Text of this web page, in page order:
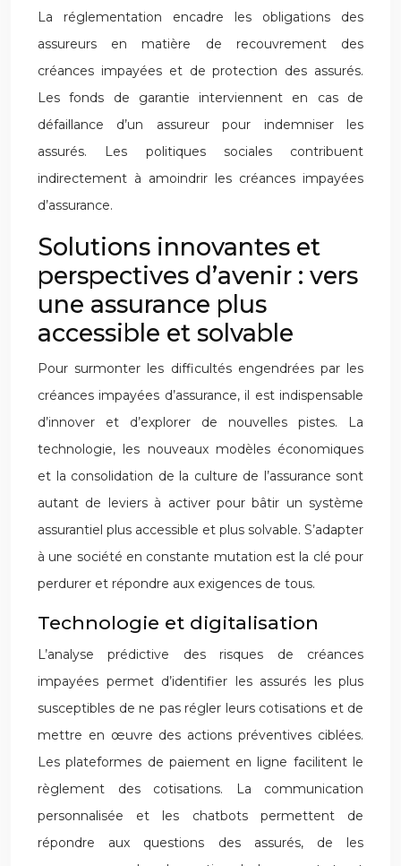
La réglementation encadre les obligations des
assureurs en matière de recouvrement des
créances impayées et de protection des assurés.
Les fonds de garantie interviennent en cas de
défaillance d’un assureur pour indemniser les
assurés. Les politiques sociales contribuent
indirectement à amoindrir les créances impayées
d’assurance.
Solutions innovantes et
perspectives d’avenir : vers
une assurance plus
accessible et solvable
Pour surmonter les difficultés engendrées par les
créances impayées d’assurance, il est indispensable
d’innover et d’explorer de nouvelles pistes. La
technologie, les nouveaux modèles économiques
et la consolidation de la culture de l’assurance sont
autant de leviers à activer pour bâtir un système
assurantiel plus accessible et plus solvable. S’adapter
à une société en constante mutation est la clé pour
perdurer et répondre aux exigences de tous.
Technologie et digitalisation
L’analyse prédictive des risques de créances
impayées permet d’identifier les assurés les plus
susceptibles de ne pas régler leurs cotisations et de
mettre en œuvre des actions préventives ciblées.
Les plateformes de paiement en ligne facilitent le
règlement des cotisations. La communication
personnalisée et les chatbots permettent de
répondre aux questions des assurés, de les